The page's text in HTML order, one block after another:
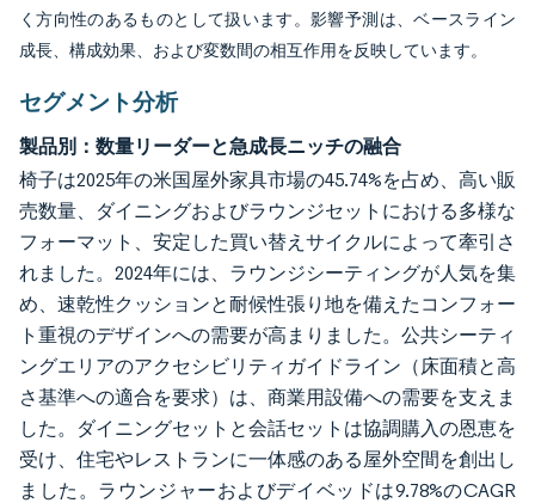
く方向性のあるものとして扱います。影響予測は、ベースライン
成長、構成効果、および変数間の相互作用を反映しています。
セグメント分析
製品別：数量リーダーと急成長ニッチの融合
椅子は2025年の米国屋外家具市場の45.74%を占め、高い販
売数量、ダイニングおよびラウンジセットにおける多様な
フォーマット、安定した買い替えサイクルによって牽引さ
れました。2024年には、ラウンジシーティングが人気を集
め、速乾性クッションと耐候性張り地を備えたコンフォー
ト重視のデザインへの需要が高まりました。公共シーティ
ングエリアのアクセシビリティガイドライン（床面積と高
さ基準への適合を要求）は、商業用設備への需要を支えま
した。ダイニングセットと会話セットは協調購入の恩恵を
受け、住宅やレストランに一体感のある屋外空間を創出し
ました。ラウンジャーおよびデイベッドは9.78%のCAGR